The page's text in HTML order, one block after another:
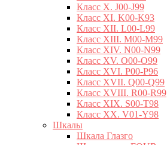
Класс X. J00-J99
Класс XI. K00-K93
Класс XII. L00-L99
Класс XIII. M00-M99
Класс XIV. N00-N99
Класс XV. O00-O99
Класс XVI. P00-P96
Класс XVII. Q00-Q99
Класс XVIII. R00-R99
Класс XIX. S00-T98
Класс XX. V01-Y98
Шкалы
Шкала Глазго